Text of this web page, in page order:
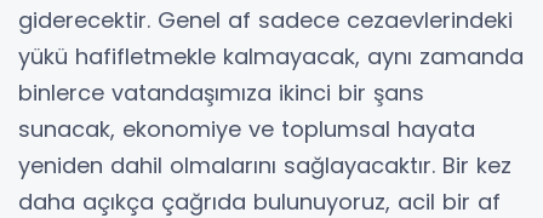
giderecektir. Genel af sadece cezaevlerindeki
yükü hafifletmekle kalmayacak, aynı zamanda
binlerce vatandaşımıza ikinci bir şans
sunacak, ekonomiye ve toplumsal hayata
yeniden dahil olmalarını sağlayacaktır. Bir kez
daha açıkça çağrıda bulunuyoruz, acil bir af